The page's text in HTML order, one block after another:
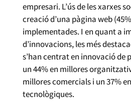
empresari. L’ús de les xarxes
creació d’una pàgina web
implementades. I en quant a
d’innovacions, les més
s’han centrat en innovació de
un 44% en millores
millores comercials i un 37%
tecnològiques.